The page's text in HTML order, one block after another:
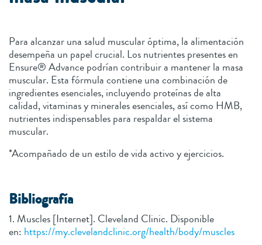
Para alcanzar una salud muscular óptima, la alimentación
desempeña un papel crucial. Los nutrientes presentes en
Ensure® Advance podrían contribuir a mantener la masa
muscular. Esta fórmula contiene una combinación de
ingredientes esenciales, incluyendo proteínas de alta
calidad, vitaminas y minerales esenciales, así como HMB,
nutrientes indispensables para respaldar el sistema
muscular.
*Acompañado de un estilo de vida activo y ejercicios.
Bibliografía
1. Muscles [Internet]. Cleveland Clinic. Disponible
en: https://my.clevelandclinic.org/health/body/muscles